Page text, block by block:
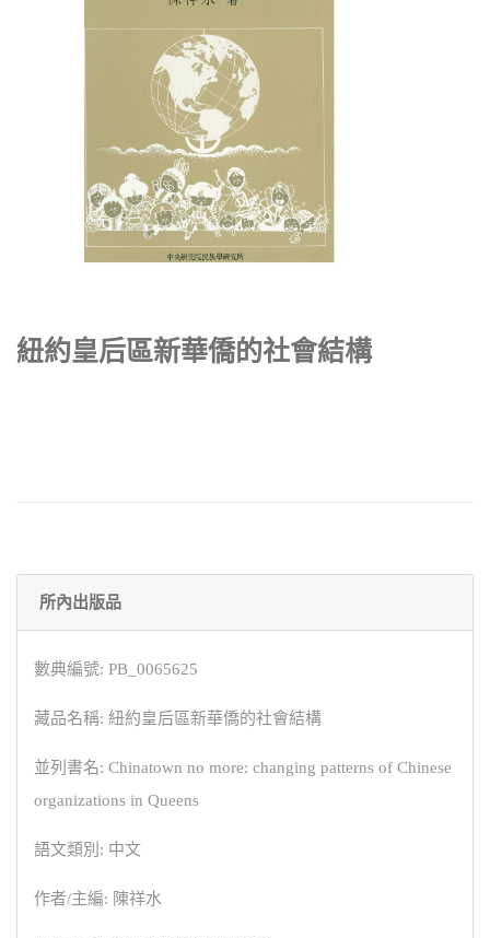
紐約皇后區新華僑的社會結構
所內出版品
數典編號: PB_0065625
藏品名稱: 紐約皇后區新華僑的社會結構
並列書名: Chinatown no more: changing patterns of Chinese
organizations in Queens
語文類別: 中文
作者/主編: 陳祥水